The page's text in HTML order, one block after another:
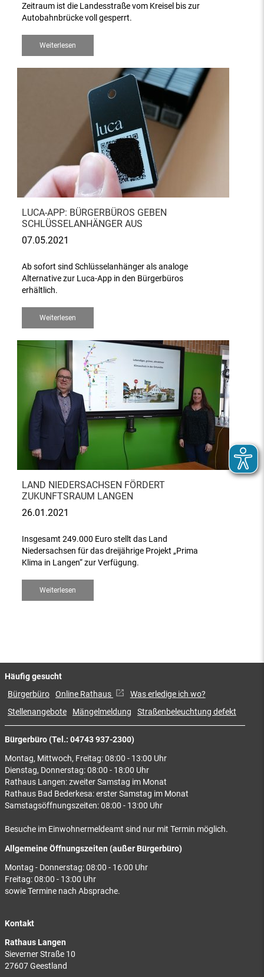
Zeitraum ist die Landesstraße vom Kreisel bis zur
Autobahnbrücke voll gesperrt.
Weiterlesen
LUCA-APP: BÜRGERBÜROS GEBEN
SCHLÜSSELANHÄNGER AUS
07.05.2021
Ab sofort sind Schlüsselanhänger als analoge
Alternative zur Luca-App in den Bürgerbüros
erhältlich.
Weiterlesen
LAND NIEDERSACHSEN FÖRDERT
ZUKUNFTSRAUM LANGEN
26.01.2021
Insgesamt 249.000 Euro stellt das Land
Niedersachsen für das dreijährige Projekt „Prima
Klima in Langen“ zur Verfügung.
Weiterlesen
Bürgerbüro (Tel.: 04743 937-2300)
Montag, Mittwoch, Freitag: 08:00 - 13:00 Uhr
Dienstag, Donnerstag: 08:00 - 18:00 Uhr
Rathaus Langen: zweiter Samstag im Monat
Rathaus Bad Bederkesa: erster Samstag im Monat
Samstagsöffnungszeiten: 08:00 - 13:00 Uhr
Besuche im Einwohnermeldeamt sind nur mit Termin möglich.
Allgemeine Öffnungszeiten (außer Bürgerbüro)
Montag - Donnerstag: 08:00 - 16:00 Uhr
Freitag: 08:00 - 13:00 Uhr
sowie Termine nach Absprache.
Kontakt
Rathaus Langen
Sieverner Straße 10
27607 Geestland
Häufig gesucht
Bürgerbüro Online Rathaus
Was erledige ich wo?
Stellenangebote
Mängelmeldung Straßenbeleuchtung defekt